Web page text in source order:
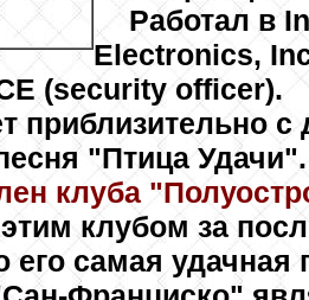
Работал в
Electronics,
(security officer).
приблизительно с
"Птица Удачи".
клуба
клубом за
его самая